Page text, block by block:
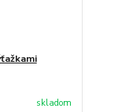
skladom